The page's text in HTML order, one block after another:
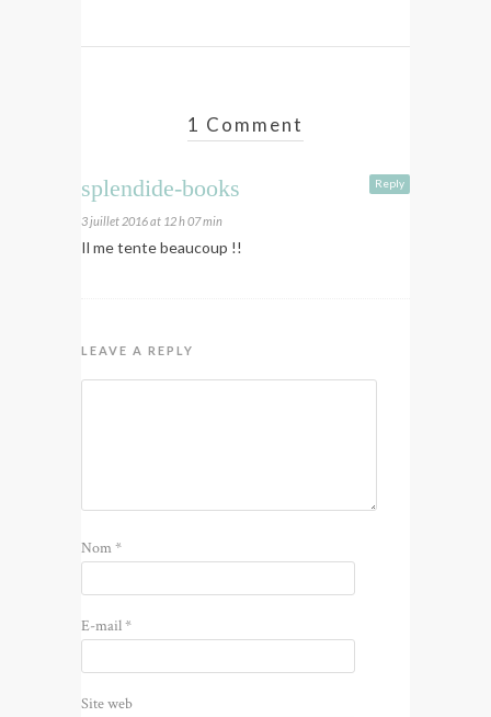
1 Comment
Reply
splendide-books
3 juillet 2016 at 12 h 07 min
Il me tente beaucoup !!
LEAVE A REPLY
Nom*
E-mail*
Site web